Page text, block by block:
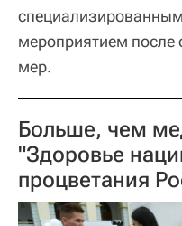
мероприятием после
мер.
Больше, чем
"Здоровье
процветания